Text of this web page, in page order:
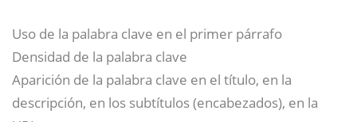
Uso de la palabra clave en el primer párrafo
Densidad de la palabra clave
Aparición de la palabra clave en el título, en la
descripción, en los subtítulos (encabezados), en la